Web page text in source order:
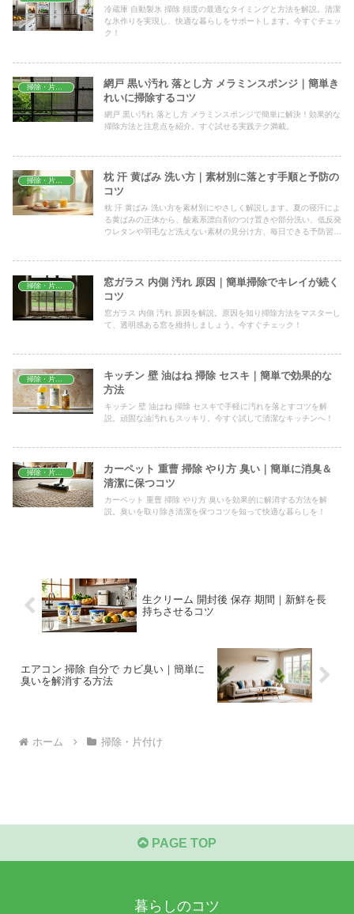
冷蔵庫 自動製氷 掃除 頻度の最適なタイミングと方法を解説。清潔
な氷作りを実現し、快適な暮らしをサポートします。今すぐチェッ
ク！
掃除・片付け
網戸 黒い汚れ 落とし方 メラミンスポンジ｜簡単き
れいに掃除するコツ
網戸 黒い汚れ 落とし方 メラミンスポンジで簡単に解決！効果的な
掃除方法と注意点を紹介。すぐ試せる実践テク満載。
掃除・片付け
枕 汗 黄ばみ 洗い方｜素材別に落とす手順と予防の
コツ
枕 汗 黄ばみ 洗い方を素材別にやさしく解説します。夏の寝汗によ
る黄ばみの正体から、酸素系漂白剤のつけ置きや部分洗い、低反発
ウレタンや羽毛など洗えない素材の見分け方、毎日できる予防習慣
掃除・片付け
窓ガラス 内側 汚れ 原因｜簡単掃除でキレイが続く
コツ
窓ガラス 内側 汚れ 原因を解説。原因を知り掃除方法をマスターし
て、透明感ある窓を維持しましょう。今すぐチェック！
掃除・片付け
キッチン 壁 油はね 掃除 セスキ｜簡単で効果的な
方法
キッチン 壁 油はね 掃除 セスキで手軽に汚れを落とすコツを解
説。頑固な油汚れもスッキリ。今すぐ試して清潔なキッチンへ！
掃除・片付け
カーペット 重曹 掃除 やり方 臭い｜簡単に消臭＆
清潔に保つコツ
カーペット 重曹 掃除 やり方 臭いを効果的に解消する方法を解
説。臭いを取り除き清潔を保つコツを知って快適な暮らしを！
生クリーム 開封後 保存 期間｜新鮮を長
持ちさせるコツ
エアコン 掃除 自分で カビ臭い｜簡単に
臭いを解消する方法
ホーム 掃除・片付け
PAGE TOP
暮らしのコツ